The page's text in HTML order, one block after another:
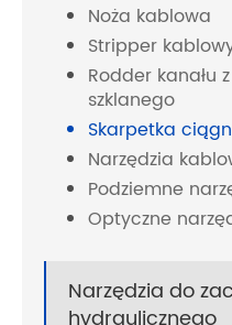
Noża kablowa
Stripper
Rodder kanału
szklanego
Skarpetka
Narzędzia
Podziemne
Optyczne
Narzędzia do
hydraulicznego